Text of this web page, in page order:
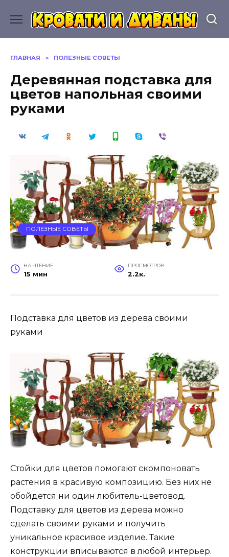
содержанию
ГЛАВНАЯ » ПОЛЕЗНЫЕ СОВЕТЫ
Деревянная подставка для
цветов напольная своими
руками
ПОЛЕЗНЫЕ СОВЕТЫ
НА ЧТЕНИЕ
15 мин
ПРОСМОТРОВ
2.2к.
Подставка для цветов из дерева своими
руками
Стойки для цветов помогают скомпоновать
растения в красивую композицию. Без них не
обойдется ни один любитель-цветовод.
Подставку для цветов из дерева можно
сделать своими руками и получить
уникальное красивое изделие. Такие
конструкции вписываются в любой интерьер.